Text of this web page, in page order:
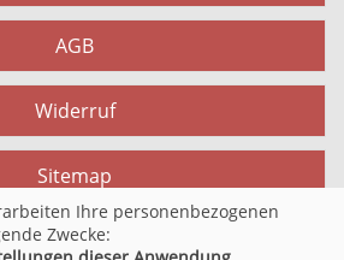
AGB
Widerruf
Sitemap
Ihre personenbezogenen
Zwecke: